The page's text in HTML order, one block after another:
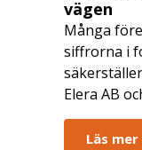
vägen
Många
siffrorna i
Elera AB
Läs mer